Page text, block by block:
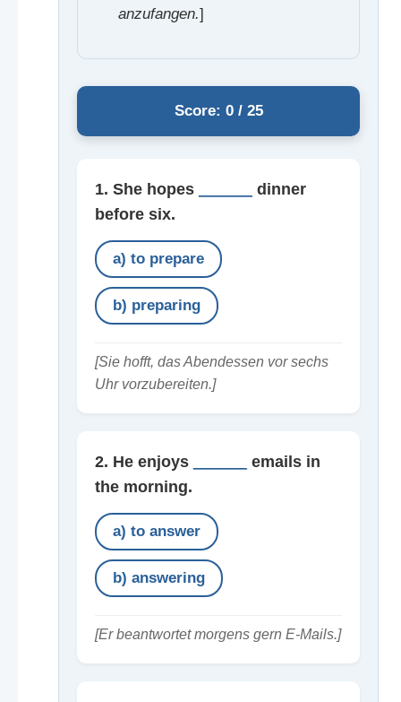
anzufangen.]
Score: 0 / 25
1. She hopes
dinner
before six.
a) to prepare
b) preparing
[Sie hofft, das Abendessen vor sechs
Uhr vorzubereiten.]
2. He enjoys
emails in
the morning.
a) to answer
b) answering
[Er beantwortet morgens gern E-Mails.]